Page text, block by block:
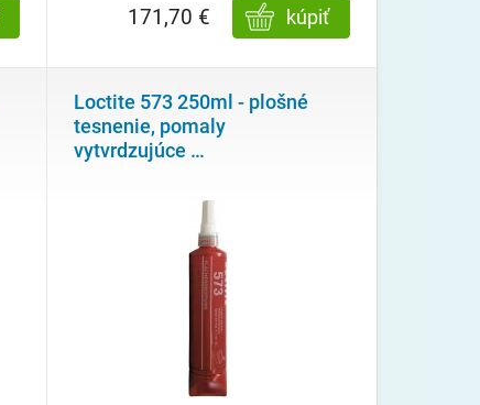
kúpiť
171,70 €
Loctite 573 250ml - plošné
tesnenie, pomaly
vytvrdzujúce …